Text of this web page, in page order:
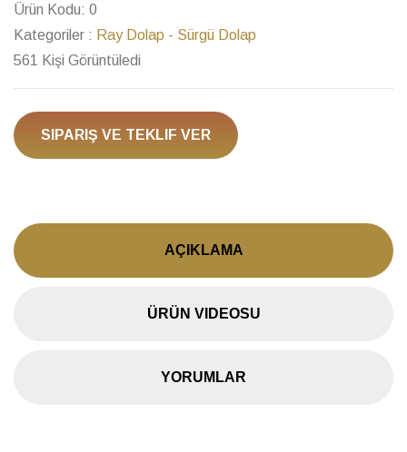
Ürün Kodu: 0
Kategoriler : Ray Dolap - Sürgü Dolap
561 Kişi Görüntüledi
SIPARIŞ VE TEKLIF VER
AÇIKLAMA
ÜRÜN VIDEOSU
YORUMLAR